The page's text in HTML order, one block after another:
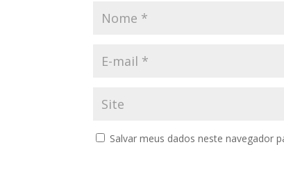
Salvar meus dados neste navegador